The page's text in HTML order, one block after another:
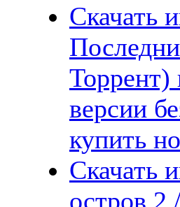
Скачать
Торрент)
версии
купить
Скачать
остров 2